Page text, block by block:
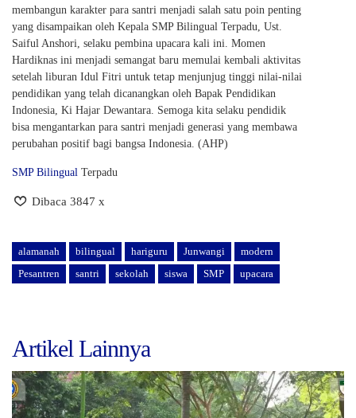
membangun karakter para santri menjadi salah satu poin penting
yang disampaikan oleh Kepala SMP Bilingual Terpadu, Ust.
Saiful Anshori, selaku pembina upacara kali ini. Momen
Hardiknas ini menjadi semangat baru memulai kembali aktivitas
setelah liburan Idul Fitri untuk tetap menjunjug tinggi nilai-nilai
pendidikan yang telah dicanangkan oleh Bapak Pendidikan
Indonesia, Ki Hajar Dewantara. Semoga kita selaku pendidik
bisa mengantarkan para santri menjadi generasi yang membawa
perubahan positif bagi bangsa Indonesia. (AHP)
SMP Bilingual Terpadu
Dibaca 3847 x
alamanah bilingual hariguru Junwangi
modern
Pesantren
santri sekolah siswa SMP upacara
Artikel Lainnya